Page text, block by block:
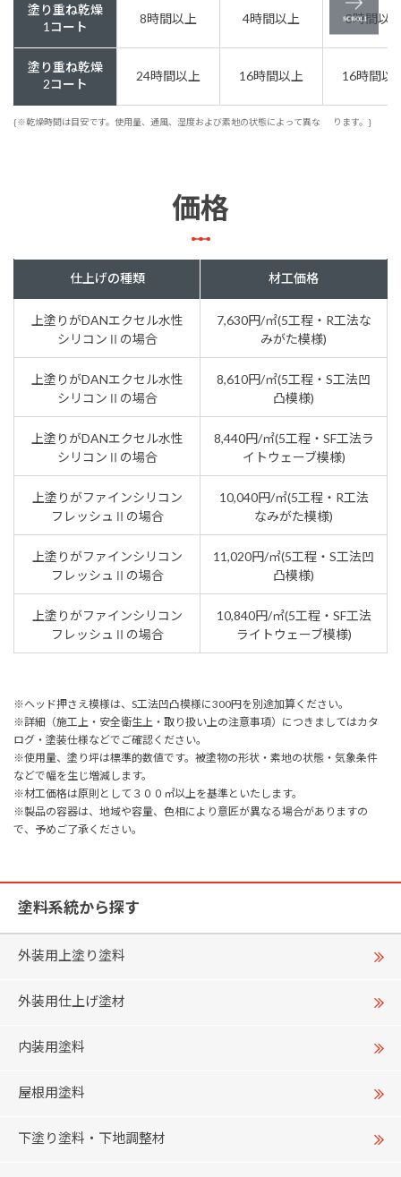
塗り重ね乾燥
1コート
8時間以上 4時間以上 3時間以
塗り重ね乾燥
2コート
24時間以上 16時間以上 16時間以
{※乾燥時間は目安です。使用量、通風、湿度および素地の状態によって異な ります。}
価格
仕上げの種類 材工価格
上塗りがDANエクセル水性
シリコンⅡの場合
7,630円/㎡(5工程・R工法な
みがた模様)
上塗りがDANエクセル水性
シリコンⅡの場合
8,610円/㎡(5工程・S工法凹
凸模様)
上塗りがDANエクセル水性
シリコンⅡの場合
8,440円/㎡(5工程・SF工法ラ
イトウェーブ模様)
上塗りがファインシリコン
フレッシュⅡの場合
10,040円/㎡(5工程・R工法
なみがた模様)
上塗りがファインシリコン
フレッシュⅡの場合
11,020円/㎡(5工程・S工法凹
凸模様)
上塗りがファインシリコン
フレッシュⅡの場合
10,840円/㎡(5工程・SF工法
ライトウェーブ模様)
※ヘッド押さえ模様は、S工法凹凸模様に300円を別途加算ください。
※詳細（施工上・安全衛生上・取り扱い上の注意事項）につきましてはカタ
ログ・塗装仕様などでご確認ください。
※使用量、塗り坪は標準的数値です。被塗物の形状・素地の状態・気象条件
などで幅を生じ増減します。
※材工価格は原則として３００㎡以上を基準といたします。
※製品の容器は、地域や容量、色相により意匠が異なる場合がありますの
で、予めご了承ください。
塗料系統から探す
外装用上塗り塗料
外装用仕上げ塗材
内装用塗料
屋根用塗料
下塗り塗料・下地調整材